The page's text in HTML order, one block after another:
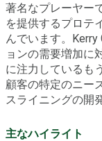
著名なプレーヤー
を提供するプロテ
んでいます。
ョンの需要増加に
に注力しているも
顧客の特定のニー
スライニングの開
主なハイライト